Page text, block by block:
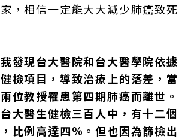
，相信一定能大大減少肺癌致死
發現台大醫院和台大醫學院依據
檢項目，導致治療上的落差，當
位教授罹患第四期肺癌而離世。
大醫生健檢三百人中，有十二個
比例高達四％。但也因為篩檢出